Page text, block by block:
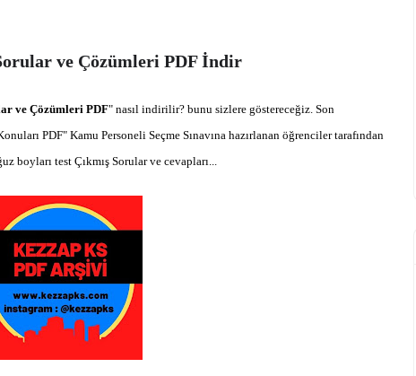
ve Çözümleri PDF İndir
ve Çözümleri PDF" nasıl indirilir? bunu sizlere göstereceğiz. Son
PDF"Kamu Personeli Seçme Sınavına hazırlanan öğrenciler tarafından
boyları test Çıkmış Sorular ve cevapları...